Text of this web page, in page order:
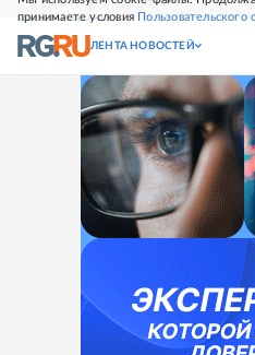
принимаете условия Пользовательского
СВЕЖИЙ НОМЕР
ЛЕНТА НОВОСТЕЙ